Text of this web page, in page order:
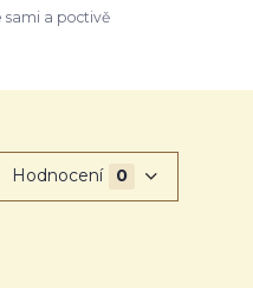
sami a poctivě
Hodnocení 0